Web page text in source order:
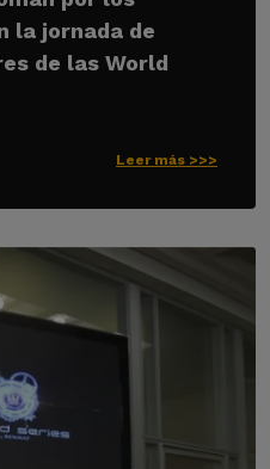
la jornada de
de las World
Leer más >>>